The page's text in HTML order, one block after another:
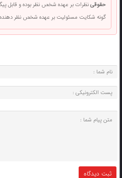
حقوقینظرات بر عهده شخص نظر بوده و قابل
گونه شکایت مسئولیت بر عهده شخص نظر دهنده